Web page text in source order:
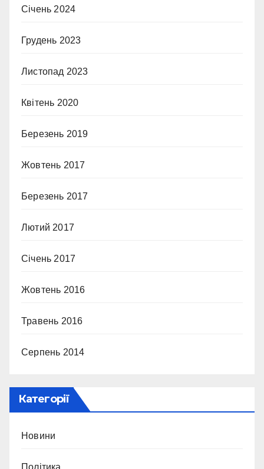
Січень 2024
Грудень 2023
Листопад 2023
Квітень 2020
Березень 2019
Жовтень 2017
Березень 2017
Лютий 2017
Січень 2017
Жовтень 2016
Травень 2016
Серпень 2014
Категорії
Новини
Політика